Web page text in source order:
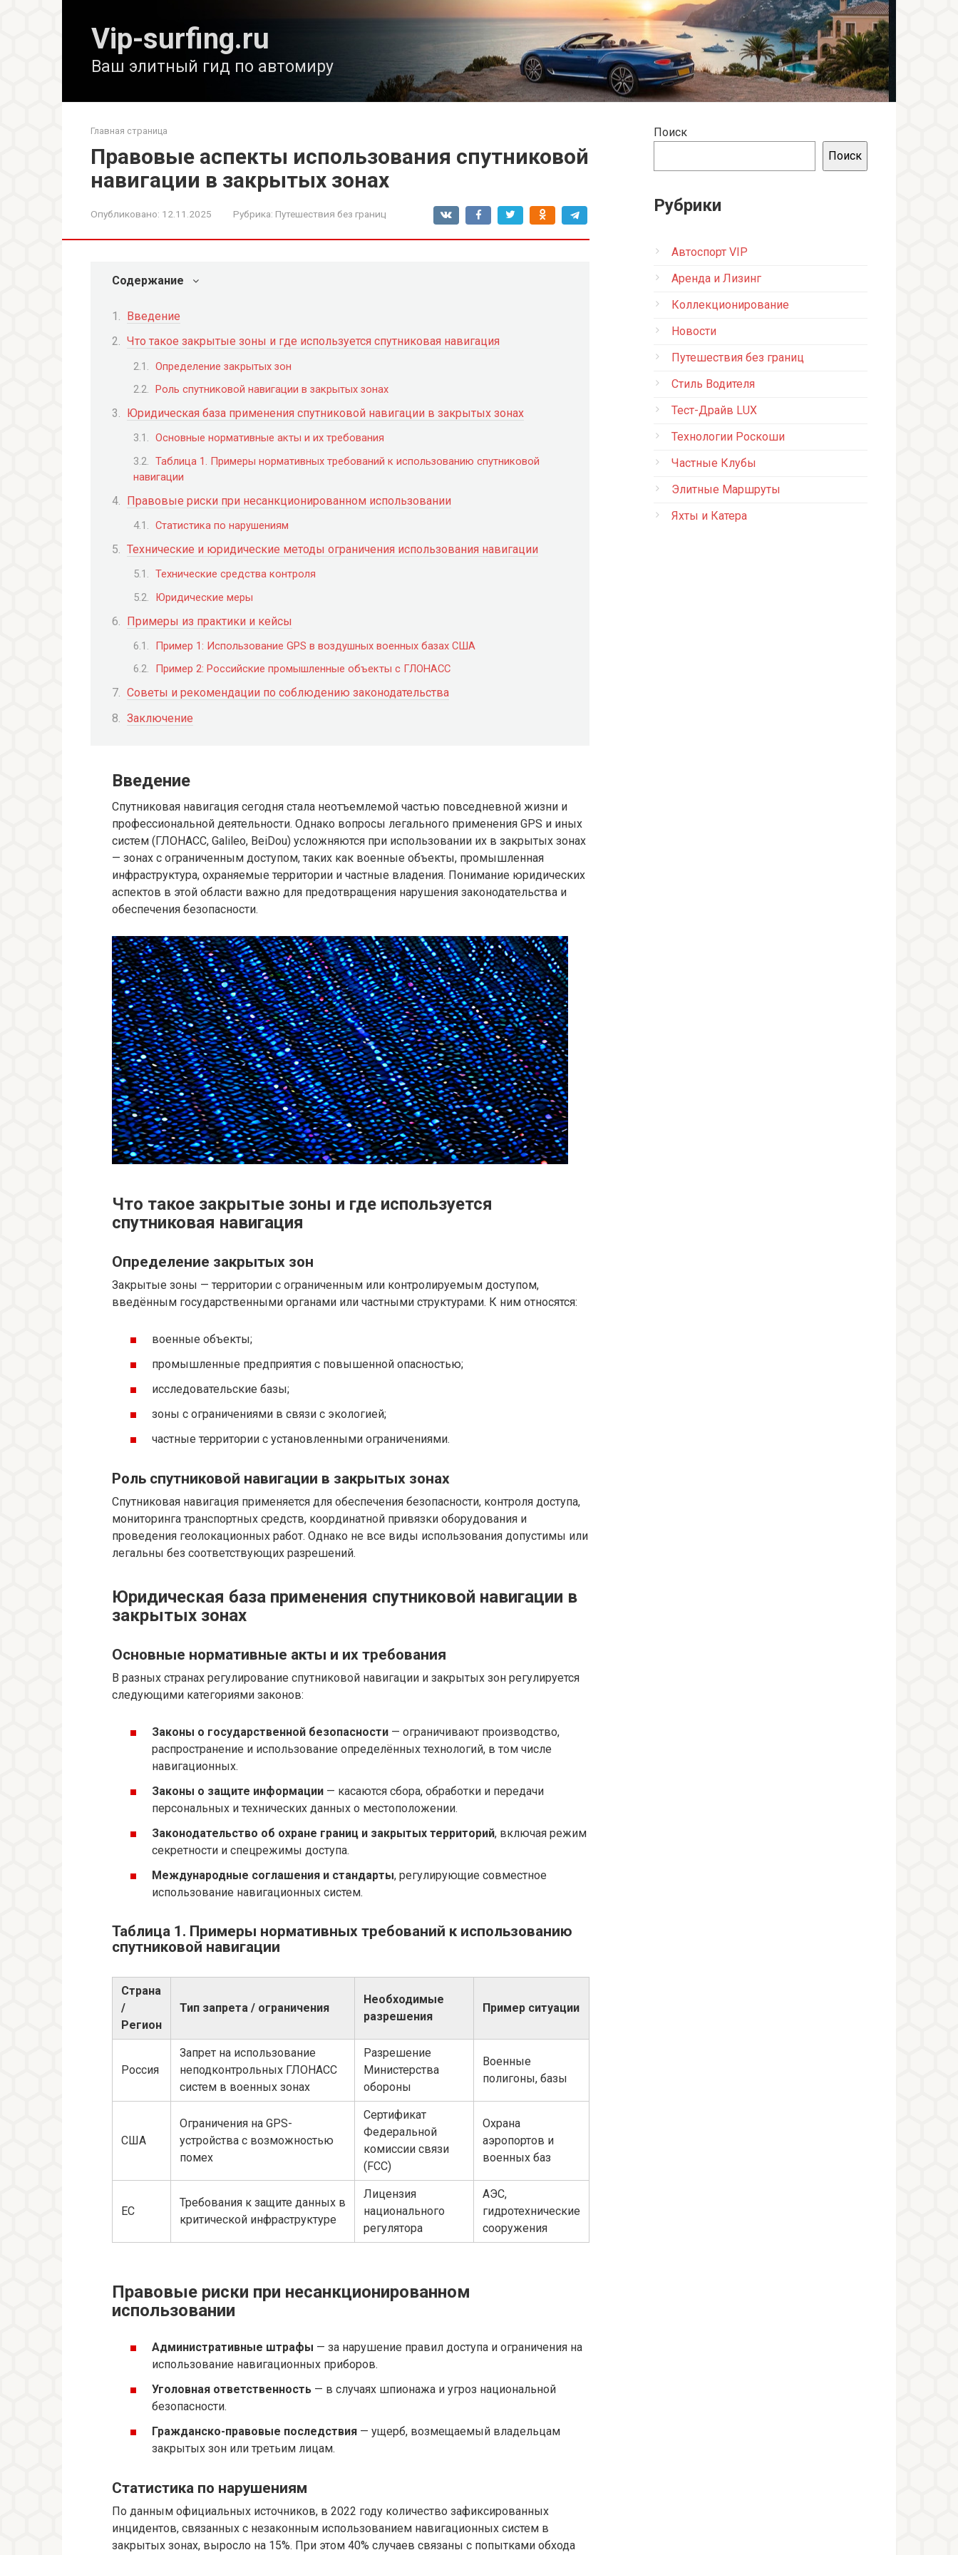
Vip-surfing.ru
Ваш элитный гид по автомиру
Главная страница
Правовые аспекты использования спутниковой
навигации в закрытых зонах
Опубликовано: 12.11.2025 Рубрика: Путешествия без границ
Содержание
Введение
Что такое закрытые зоны и где используется спутниковая навигация
Определение закрытых зон
Роль спутниковой навигации в закрытых зонах
Юридическая база применения спутниковой навигации в закрытых зонах
Основные нормативные акты и их требования
Таблица 1. Примеры нормативных требований к использованию спутниковой
навигации
Правовые риски при несанкционированном использовании
Статистика по нарушениям
Технические и юридические методы ограничения использования навигации
Технические средства контроля
Юридические меры
Примеры из практики и кейсы
Пример 1: Использование GPS в воздушных военных базах США
Пример 2: Российские промышленные объекты с ГЛОНАСС
Советы и рекомендации по соблюдению законодательства
Заключение
Введение
Спутниковая навигация сегодня стала неотъемлемой частью повседневной жизни и
профессиональной деятельности. Однако вопросы легального применения GPS и иных
систем (ГЛОНАСС, Galileo, BeiDou) усложняются при использовании их в закрытых зонах
— зонах с ограниченным доступом, таких как военные объекты, промышленная
инфраструктура, охраняемые территории и частные владения. Понимание юридических
аспектов в этой области важно для предотвращения нарушения законодательства и
обеспечения безопасности.
Что такое закрытые зоны и где используется
спутниковая навигация
Определение закрытых зон
Закрытые зоны — территории с ограниченным или контролируемым доступом,
введённым государственными органами или частными структурами. К ним относятся:
военные объекты;
промышленные предприятия с повышенной опасностью;
исследовательские базы;
зоны с ограничениями в связи с экологией;
частные территории с установленными ограничениями.
Роль спутниковой навигации в закрытых зонах
Спутниковая навигация применяется для обеспечения безопасности, контроля доступа,
мониторинга транспортных средств, координатной привязки оборудования и
проведения геолокационных работ. Однако не все виды использования допустимы или
легальны без соответствующих разрешений.
Юридическая база применения спутниковой навигации в
закрытых зонах
Основные нормативные акты и их требования
В разных странах регулирование спутниковой навигации и закрытых зон регулируется
следующими категориями законов:
Законы о государственной безопасности — ограничивают производство,
распространение и использование определённых технологий, в том числе
навигационных.
Законы о защите информации — касаются сбора, обработки и передачи
персональных и технических данных о местоположении.
Законодательство об охране границ и закрытых территорий, включая режим
секретности и спецрежимы доступа.
Международные соглашения и стандарты, регулирующие совместное
использование навигационных систем.
Таблица 1. Примеры нормативных требований к использованию
спутниковой навигации
Страна
/
Регион
Тип запрета / ограничения
Необходимые
разрешения
Пример ситуации
Россия
Запрет на использование
неподконтрольных ГЛОНАСС
систем в военных зонах
Разрешение
Министерства
обороны
Военные
полигоны, базы
США
Ограничения на GPS-
устройства с возможностью
помех
Сертификат
Федеральной
комиссии связи
(FCC)
Охрана
аэропортов и
военных баз
ЕС
Требования к защите данных в
критической инфраструктуре
Лицензия
национального
регулятора
АЭС,
гидротехнические
сооружения
Правовые риски при несанкционированном
использовании
Административные штрафы — за нарушение правил доступа и ограничения на
использование навигационных приборов.
Уголовная ответственность — в случаях шпионажа и угроз национальной
безопасности.
Гражданско-правовые последствия — ущерб, возмещаемый владельцам
закрытых зон или третьим лицам.
Статистика по нарушениям
По данным официальных источников, в 2022 году количество зафиксированных
инцидентов, связанных с незаконным использованием навигационных систем в
закрытых зонах, выросло на 15%. При этом 40% случаев связаны с попытками обхода
Поиск
Поиск
Рубрики
Автоспорт VIP
Аренда и Лизинг
Коллекционирование
Новости
Путешествия без границ
Стиль Водителя
Тест-Драйв LUX
Технологии Роскоши
Частные Клубы
Элитные Маршруты
Яхты и Катера